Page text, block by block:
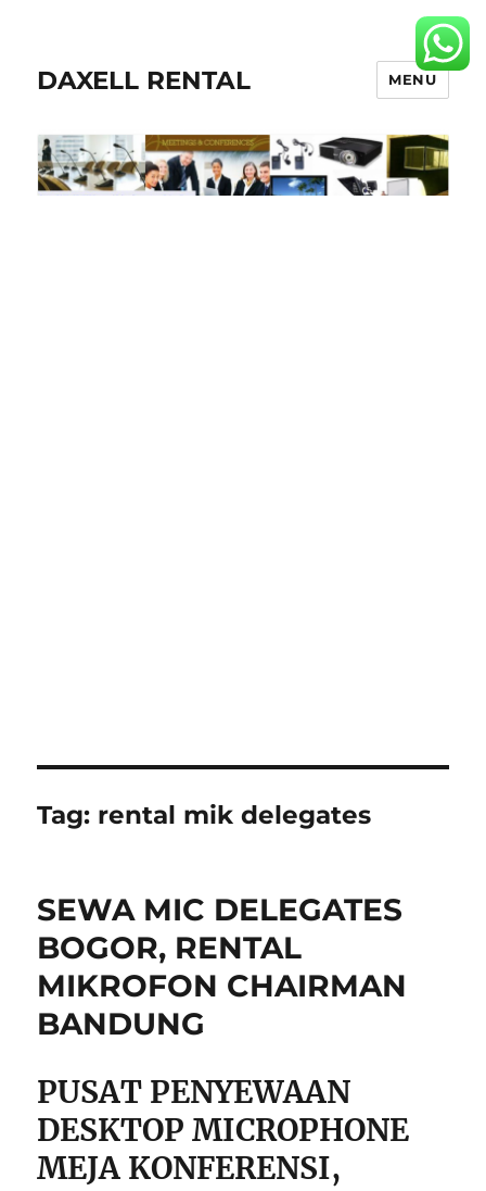
DAXELL RENTAL MENU
Tag: rental mik delegates
SEWA MIC DELEGATES
BOGOR, RENTAL
MIKROFON CHAIRMAN
BANDUNG
PUSAT PENYEWAAN
DESKTOP MICROPHONE
MEJA KONFERENSI,